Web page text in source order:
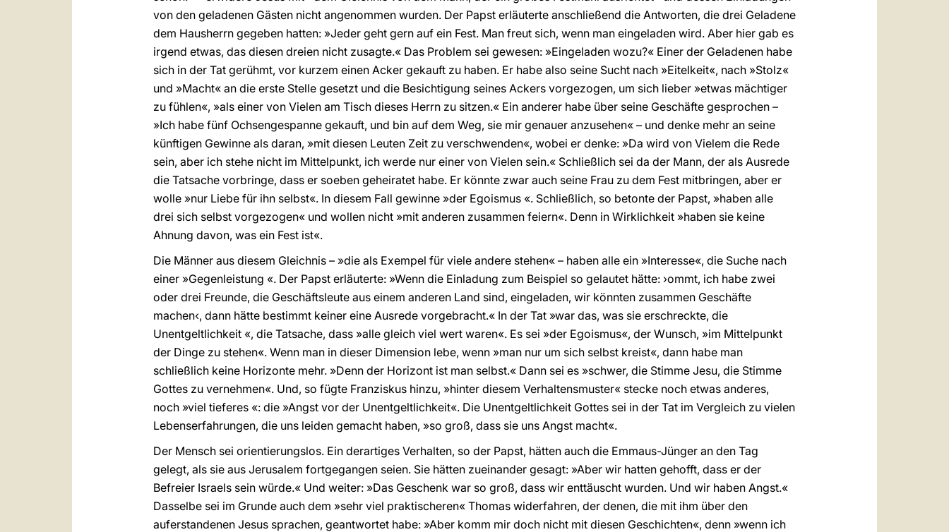
von den geladenen Gästen nicht angenommen wurden. Der Papst erläuterte anschließend die Antworten, die drei Geladene
dem Hausherrn gegeben hatten: »Jeder geht gern auf ein Fest. Man freut sich, wenn man eingeladen wird. Aber hier gab es
irgend etwas, das diesen dreien nicht zusagte.« Das Problem sei gewesen: »Eingeladen wozu?« Einer der Geladenen habe
sich in der Tat gerühmt, vor kurzem einen Acker gekauft zu haben. Er habe also seine Sucht nach »Eitelkeit«, nach »Stolz«
und »Macht« an die erste Stelle gesetzt und die Besichtigung seines Ackers vorgezogen, um sich lieber »etwas mächtiger
zu fühlen«, »als einer von Vielen am Tisch dieses Herrn zu sitzen.« Ein anderer habe über seine Geschäfte gesprochen –
»Ich habe fünf Ochsengespanne gekauft, und bin auf dem Weg, sie mir genauer anzusehen« – und denke mehr an seine
künftigen Gewinne als daran, »mit diesen Leuten Zeit zu verschwenden«, wobei er denke: »Da wird von Vielem die Rede
sein, aber ich stehe nicht im Mittelpunkt, ich werde nur einer von Vielen sein.« Schließlich sei da der Mann, der als Ausrede
die Tatsache vorbringe, dass er soeben geheiratet habe. Er könnte zwar auch seine Frau zu dem Fest mitbringen, aber er
wolle »nur Liebe für ihn selbst«. In diesem Fall gewinne »der Egoismus «. Schließlich, so betonte der Papst, »haben alle
drei sich selbst vorgezogen« und wollen nicht »mit anderen zusammen feiern«. Denn in Wirklichkeit »haben sie keine
Ahnung davon, was ein Fest ist«.
Die Männer aus diesem Gleichnis – »die als Exempel für viele andere stehen« – haben alle ein »Interesse«, die Suche nach
einer »Gegenleistung «. Der Papst erläuterte: »Wenn die Einladung zum Beispiel so gelautet hätte: ›ommt, ich habe zwei
oder drei Freunde, die Geschäftsleute aus einem anderen Land sind, eingeladen, wir könnten zusammen Geschäfte
machen‹, dann hätte bestimmt keiner eine Ausrede vorgebracht.« In der Tat »war das, was sie erschreckte, die
Unentgeltlichkeit «, die Tatsache, dass »alle gleich viel wert waren«. Es sei »der Egoismus«, der Wunsch, »im Mittelpunkt
der Dinge zu stehen«. Wenn man in dieser Dimension lebe, wenn »man nur um sich selbst kreist«, dann habe man
schließlich keine Horizonte mehr. »Denn der Horizont ist man selbst.« Dann sei es »schwer, die Stimme Jesu, die Stimme
Gottes zu vernehmen«. Und, so fügte Franziskus hinzu, »hinter diesem Verhaltensmuster« stecke noch etwas anderes,
noch »viel tieferes «: die »Angst vor der Unentgeltlichkeit«. Die Unentgeltlichkeit Gottes sei in der Tat im Vergleich zu vielen
Lebenserfahrungen, die uns leiden gemacht haben, »so groß, dass sie uns Angst macht«.
Der Mensch sei orientierungslos. Ein derartiges Verhalten, so der Papst, hätten auch die Emmaus-Jünger an den Tag
gelegt, als sie aus Jerusalem fortgegangen seien. Sie hätten zueinander gesagt: »Aber wir hatten gehofft, dass er der
Befreier Israels sein würde.« Und weiter: »Das Geschenk war so groß, dass wir enttäuscht wurden. Und wir haben Angst.«
Dasselbe sei im Grunde auch dem »sehr viel praktischeren« Thomas widerfahren, der denen, die mit ihm über den
auferstandenen Jesus sprachen, geantwortet habe: »Aber komm mir doch nicht mit diesen Geschichten«, denn »wenn ich